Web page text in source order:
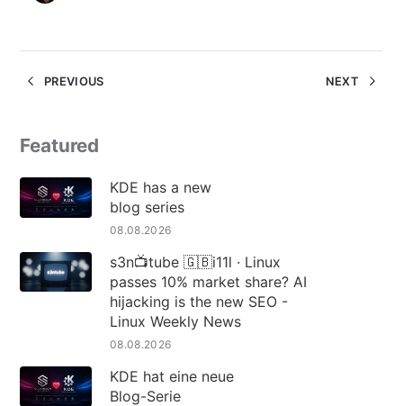
PREVIOUS NEXT
Featured
KDE has a new
blog series
08.08.2026
s3n📺tube 🇬🇧i11l · Linux
passes 10% market share? AI
hijacking is the new SEO -
Linux Weekly News
08.08.2026
KDE hat eine neue
Blog-Serie